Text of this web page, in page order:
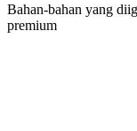
Bahan-bahan yang
premium